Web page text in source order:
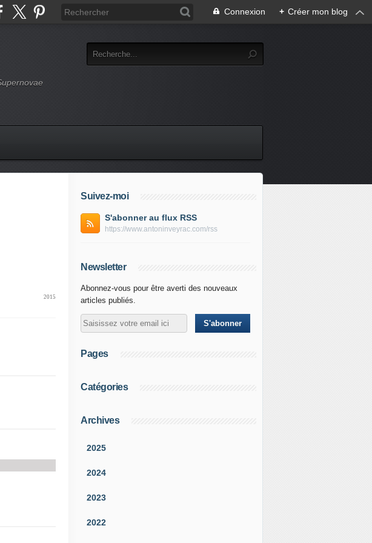
Connexion + Créer mon blog
2015
Suivez-moi
S'abonner au flux RSS
https://www.antoninveyrac.com/rss
Newsletter
Abonnez-vous pour être averti des nouveaux
articles publiés.
Pages
Catégories
Archives
2025
2024
2023
2022